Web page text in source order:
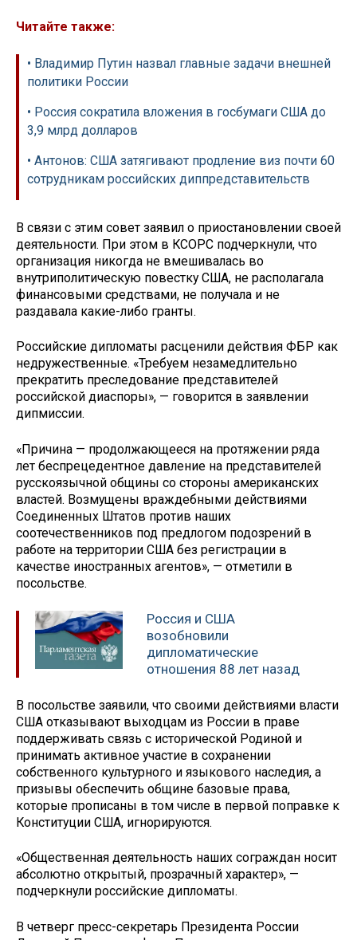
Читайте также:
• Владимир Путин назвал главные задачи внешней
политики России
• Россия сократила вложения в госбумаги США до
3,9 млрд долларов
• Антонов: США затягивают продление виз почти 60
сотрудникам российских диппредставительств
В связи с этим совет заявил о приостановлении своей
деятельности. При этом в КСОРС подчеркнули, что
организация никогда не вмешивалась во
внутриполитическую повестку США, не располагала
финансовыми средствами, не получала и не
раздавала какие-либо гранты.
Российские дипломаты расценили действия ФБР как
недружественные. «Требуем незамедлительно
прекратить преследование представителей
российской диаспоры», — говорится в заявлении
дипмиссии.
«Причина — продолжающееся на протяжении ряда
лет беспрецедентное давление на представителей
русскоязычной общины со стороны американских
властей. Возмущены враждебными действиями
Соединенных Штатов против наших
соотечественников под предлогом подозрений в
работе на территории США без регистрации в
качестве иностранных агентов», — отметили в
посольстве.
Россия и США
возобновили
дипломатические
отношения 88 лет назад
В посольстве заявили, что своими действиями власти
США отказывают выходцам из России в праве
поддерживать связь с исторической Родиной и
принимать активное участие в сохранении
собственного культурного и языкового наследия, а
призывы обеспечить общине базовые права,
которые прописаны в том числе в первой поправке к
Конституции США, игнорируются.
«Общественная деятельность наших сограждан носит
абсолютно открытый, прозрачный характер», —
подчеркнули российские дипломаты.
В четверг пресс-секретарь Президента России